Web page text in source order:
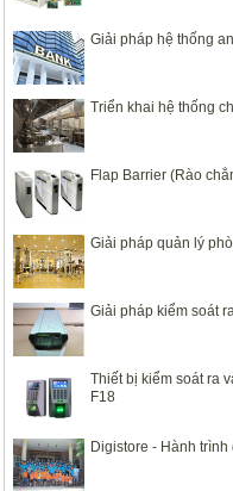
Giải pháp hệ thống
Triển khai hệ thống
Flap Barrier (Rào
Giải pháp quản lý
Giải pháp kiểm soát
Thiết bị kiểm soát ra
F18
Digistore - Hành